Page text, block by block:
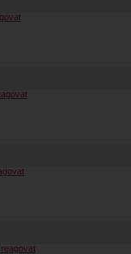
reagovat